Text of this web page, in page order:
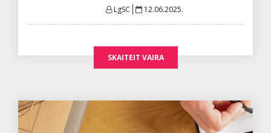
LgSC
Posted
12.06.2025.
SKAITEIT VAIRA